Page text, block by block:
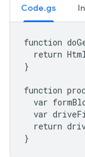
Code.gs
function
return
}
function
var
var
return
}